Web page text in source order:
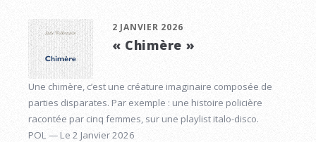
2 JANVIER 2026
« Chimère »
Une chimère, c’est une créature imaginaire composée de
parties disparates. Par exemple : une histoire policière
racontée par cinq femmes, sur une playlist italo-disco.
POL — Le 2 Janvier 2026